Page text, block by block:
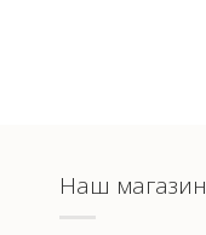
Наш магазин